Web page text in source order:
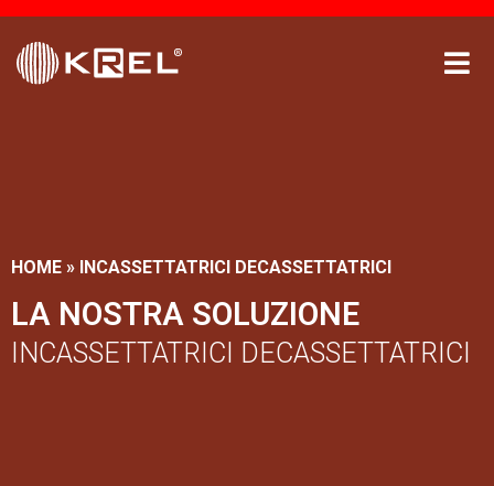
HOME » INCASSETTATRICI DECASSETTATRICI
LA NOSTRA SOLUZIONE
INCASSETTATRICI DECASSETTATRICI